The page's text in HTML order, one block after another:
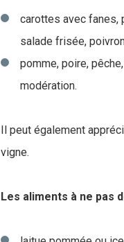
carottes avec fanes,
salade frisée,
pomme, poire,
modération.
Il peut également
vigne.
Les aliments à ne pas